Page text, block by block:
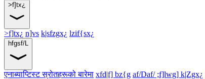
>f]tx¿
>f]tx¿ n]vs k|sfzgx¿ lzif{sx¿
hfgsf/L
एनाब्याप्टिस्ट स्रोतहरूको बारेमा xfd|f] bz{g af/Daf/ ;f]lwg] k|Zgx¿